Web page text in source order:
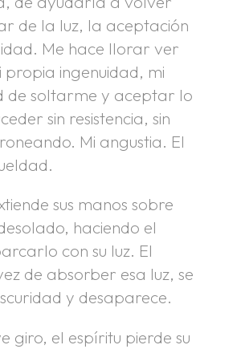
de la luz, la aceptación
Me hace llorar ver
propia ingenuidad, mi
de soltarme y aceptar lo
sin resistencia, sin
Mi angustia. El
sus manos sobre
haciendo el
con su luz. El
de absorber esa luz, se
y desaparece.
giro, el espíritu pierde su